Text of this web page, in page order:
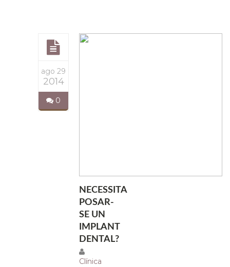
ago 29
2014
0
NECESSITA
POSAR-
SE UN
IMPLANT
DENTAL?
Clínica